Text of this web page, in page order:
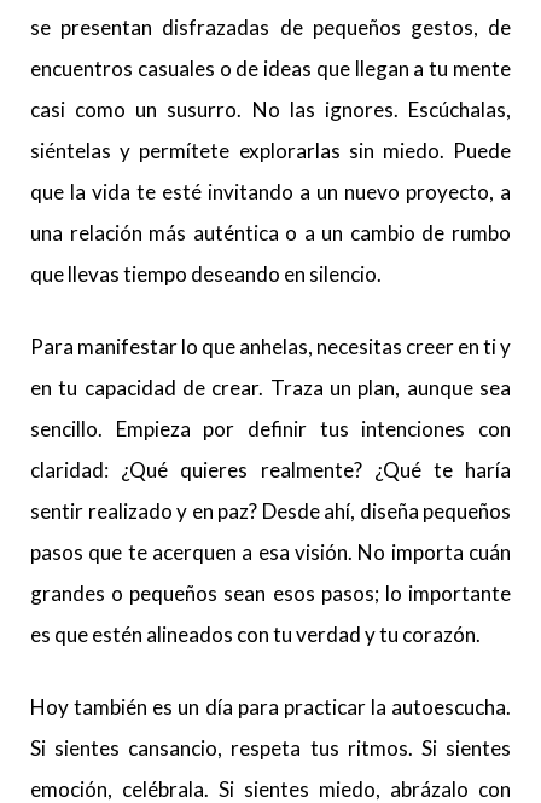
se presentan disfrazadas de pequeños gestos, de
encuentros casuales o de ideas que llegan a tu mente
casi como un susurro. No las ignores. Escúchalas,
siéntelas y permítete explorarlas sin miedo. Puede
que la vida te esté invitando a un nuevo proyecto, a
una relación más auténtica o a un cambio de rumbo
que llevas tiempo deseando en silencio.
Para manifestar lo que anhelas, necesitas creer en ti y
en tu capacidad de crear. Traza un plan, aunque sea
sencillo. Empieza por definir tus intenciones con
claridad: ¿Qué quieres realmente? ¿Qué te haría
sentir realizado y en paz? Desde ahí, diseña pequeños
pasos que te acerquen a esa visión. No importa cuán
grandes o pequeños sean esos pasos; lo importante
es que estén alineados con tu verdad y tu corazón.
Hoy también es un día para practicar la autoescucha.
Si sientes cansancio, respeta tus ritmos. Si sientes
emoción, celébrala. Si sientes miedo, abrázalo con